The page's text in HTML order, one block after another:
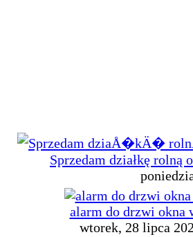
Sprzedam działkę rolną
alarm do drzwi okna
wtorek, 28 lipca